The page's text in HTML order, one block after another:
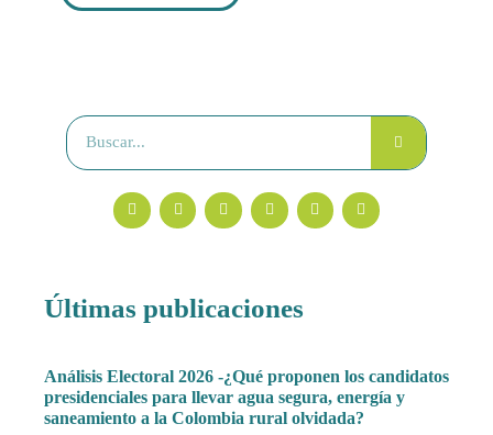
Últimas publicaciones
Análisis Electoral 2026 -¿Qué proponen los candidatos
presidenciales para llevar agua segura, energía y
saneamiento a la Colombia rural olvidada?